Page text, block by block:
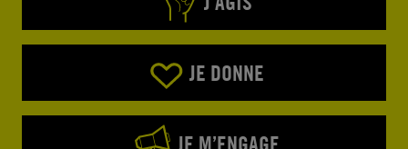
JE DONNE
JE M’ENGAGE